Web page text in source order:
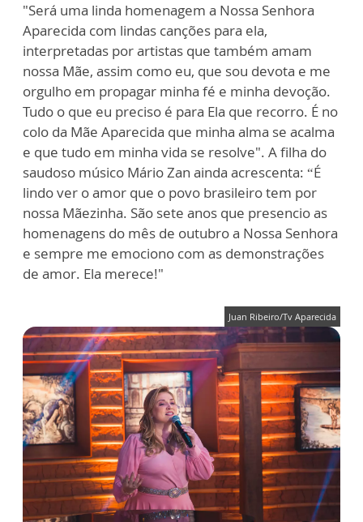
"Será uma linda homenagem a Nossa Senhora
Aparecida com lindas canções para ela,
interpretadas por artistas que também amam
nossa Mãe, assim como eu, que sou devota e me
orgulho em propagar minha fé e minha devoção.
Tudo o que eu preciso é para Ela que recorro. É no
colo da Mãe Aparecida que minha alma se acalma
e que tudo em minha vida se resolve". A filha do
saudoso músico Mário Zan ainda acrescenta: “É
lindo ver o amor que o povo brasileiro tem por
nossa Mãezinha. São sete anos que presencio as
homenagens do mês de outubro a Nossa Senhora
e sempre me emociono com as demonstrações
de amor. Ela merece!"
Juan Ribeiro/Tv Aparecida